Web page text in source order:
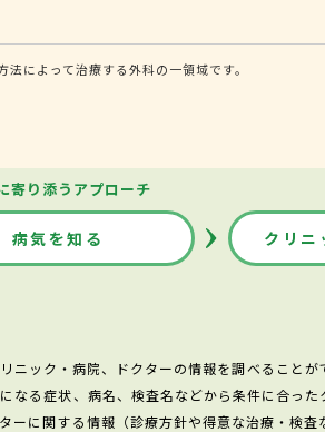
によって治療する外科の一領域です。
寄り添うアプローチ
病気を知る クリニ
ック・病院、ドクターの情報を調べることが
る症状、病名、検査名などから条件に合った
ーに関する情報（診療方針や得意な治療・検査